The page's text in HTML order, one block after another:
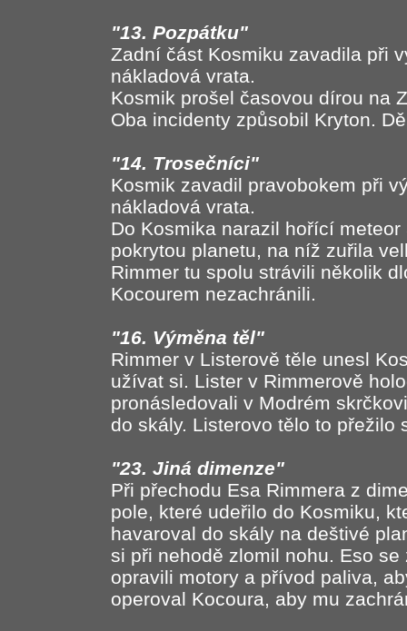
"13. Pozpátku"
Zadní část Kosmiku zavadila při
nákladová vrata.
Kosmik prošel časovou dírou na
Oba incidenty způsobil Kryton.
"14. Trosečníci"
Kosmik zavadil pravobokem při
nákladová vrata.
Do Kosmika narazil hořící
pokrytou planetu, na níž zuřila
Rimmer tu spolu strávili několik
Kocourem nezachránili.
"16. Výměna těl"
Rimmer v Listerově těle unesl
užívat si. Lister v Rimmerově
pronásledovali v Modrém
do skály. Listerovo tělo to přežilo
"23. Jiná dimenze"
Při přechodu Esa Rimmera z
pole, které udeřilo do Kosmiku,
havaroval do skály na deštivé
si při nehodě zlomil nohu. Eso
opravili motory a přívod paliva,
operoval Kocoura, aby mu